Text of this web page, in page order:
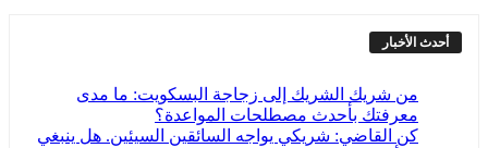
أحدث الأخبار
من شريك الشريك إلى زجاجة البسكويت: ما مدى
معرفتك بأحدث مصطلحات المواعدة؟
كن القاضي: شريكي يواجه السائقين السيئين. هل ينبغي